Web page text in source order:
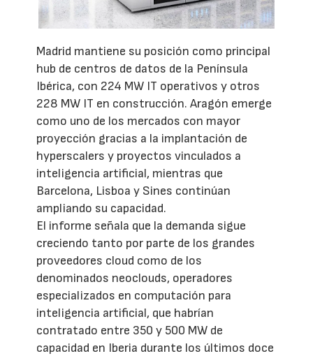
Madrid mantiene su posición como principal
hub de centros de datos de la Península
Ibérica, con 224 MW IT operativos y otros
228 MW IT en construcción. Aragón emerge
como uno de los mercados con mayor
proyección gracias a la implantación de
hyperscalers y proyectos vinculados a
inteligencia artificial, mientras que
Barcelona, Lisboa y Sines continúan
ampliando su capacidad.
El informe señala que la demanda sigue
creciendo tanto por parte de los grandes
proveedores cloud como de los
denominados neoclouds, operadores
especializados en computación para
inteligencia artificial, que habrían
contratado entre 350 y 500 MW de
capacidad en Iberia durante los últimos doce